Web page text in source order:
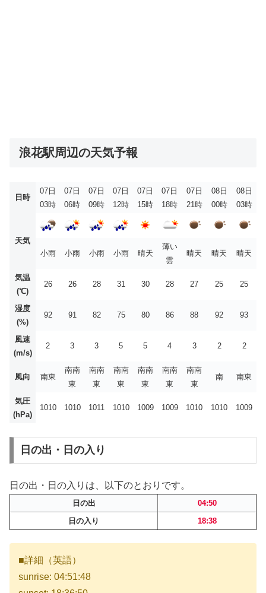
浪花駅周辺の天気予報
日時
07日
03時
07日
06時
07日
09時
07日
12時
07日
15時
07日
18時
07日
21時
08日
00時
08日
03時
天気
小雨
小雨 小雨 小雨 晴天
薄い
雲
晴天 晴天 晴天
気温
(℃)
26 26 28 31 30 28 27 25 25
湿度
(%)
92 91 82 75 80 86 88 92 93
風速
(m/s)
2 3 3 5 5 4 3 2 2
風向 南東
南南
東
南南
東
南南
東
南南
東
南南
東
南南
東
南 南東
気圧
(hPa)
1010 1010 1011 1010 1009 1009 1010 1010 1009
日の出・日の入り
日の出・日の入りは、以下のとおりです。
日の出
04:50
日の入り
18:38
■詳細（英語）
sunrise: 04:51:48